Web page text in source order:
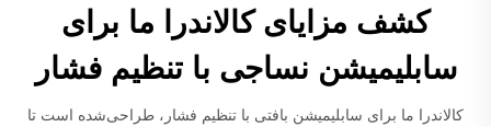
کشف مزایای کالاندرا ما برای
سابلیمیشن نساجی با تنظیم فشار
کالاندرا ما برای سابلیمیشن بافتی با تنظیم فشار، طراحی‌شده است تا